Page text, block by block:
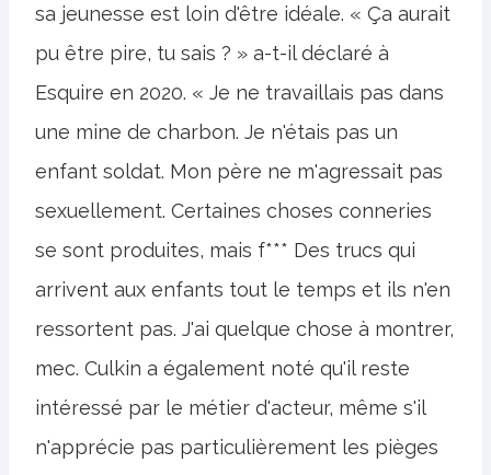
sa jeunesse est loin d'être idéale. « Ça aurait
pu être pire, tu sais ? » a-t-il déclaré à
Esquire en 2020. « Je ne travaillais pas dans
une mine de charbon. Je n'étais pas un
enfant soldat. Mon père ne m'agressait pas
sexuellement. Certaines choses conneries
se sont produites, mais f*** Des trucs qui
arrivent aux enfants tout le temps et ils n'en
ressortent pas. J'ai quelque chose à montrer,
mec. Culkin a également noté qu'il reste
intéressé par le métier d'acteur, même s'il
n'apprécie pas particulièrement les pièges